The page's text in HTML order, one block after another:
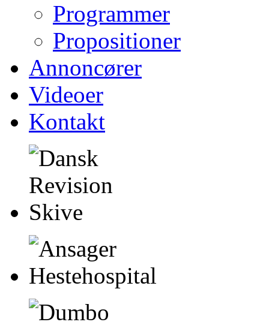
Programmer
Propositioner
Annoncører
Videoer
Kontakt